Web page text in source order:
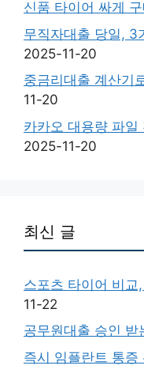
신품 타이어 싸게
무직자대출 당일, 3
2025-11-20
중금리대출 계산기
11-20
카카오 대용량 파
2025-11-20
최신 글
스포츠 타이어 비교
11-22
공무원대출 승인 받
즉시 임플란트 통증